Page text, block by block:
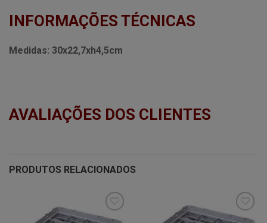
INFORMAÇÕES TÉCNICAS
Medidas: 30x22,7xh4,5cm
AVALIAÇÕES DOS CLIENTES
PRODUTOS RELACIONADOS